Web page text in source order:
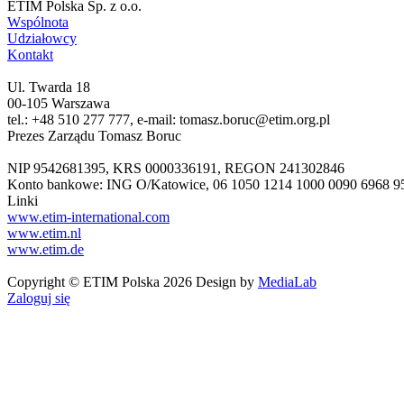
ETIM Polska Sp. z o.o.
Wspólnota
Udziałowcy
Kontakt
Ul. Twarda 18
00-105 Warszawa
tel.: +48 510 277 777, e-mail: tomasz.boruc@etim.org.pl
Prezes Zarządu Tomasz Boruc
NIP 9542681395, KRS 0000336191, REGON 241302846
Konto bankowe: ING O/Katowice, 06 1050 1214 1000 0090 6968
Linki
www.etim-international.com
www.etim.nl
www.etim.de
Copyright © ETIM Polska 2026 Design by MediaLab
Zaloguj się